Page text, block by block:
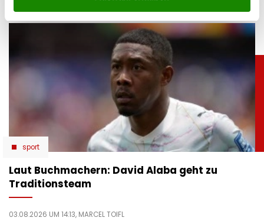
sport
Laut Buchmachern: David Alaba geht zu
Traditionsteam
03.08.2026 UM 14:13, MARCEL TOIFL